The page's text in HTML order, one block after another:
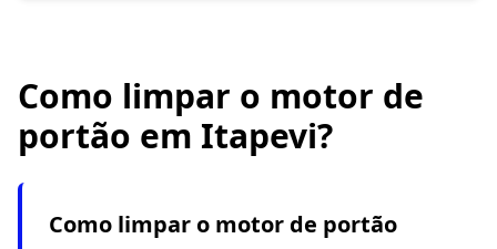
Como limpar o motor de
portão em Itapevi?
Como limpar o motor de portão